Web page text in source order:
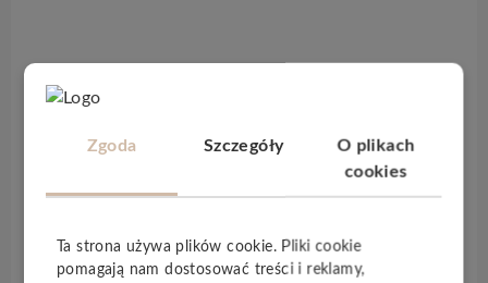
Podłoga PS 500
formatowi desek.
Ultra matowe wykończenie
nie tylko sprawia, że ​​deski wyglądają
odporne na plamy i mikro zarysowania.
Zgoda Szczegóły
O plikach
cookies
Ta strona używa plików cookie. Pliki cookie
pomagają nam dostosować treści i reklamy,